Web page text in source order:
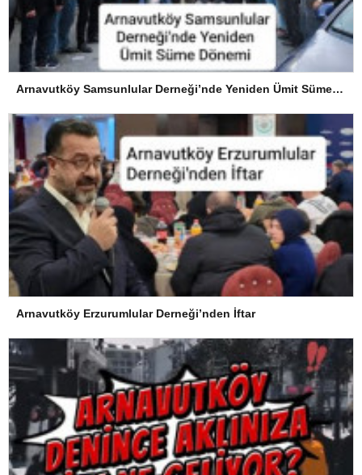
Arnavutköy Samsunlular Derneği’nde Yeniden Ümit Süme Dönemi
Arnavutköy Erzurumlular Derneği’nden İftar